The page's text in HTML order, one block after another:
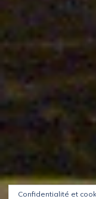
Confidentialité et